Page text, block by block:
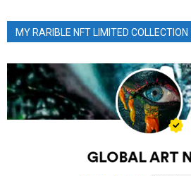
MY RARIBLE NFT LIMITED COLLECTION